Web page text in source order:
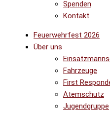
Spenden
Kontakt
Feuerwehrfest 2026
Über uns
Fahrzeuge
First
Atemschutz
Jugendgruppe